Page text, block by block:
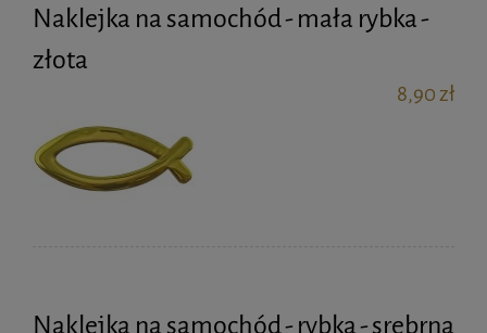
Naklejka na samochód - mała rybka -
złota
8,90 zł
Naklejka na samochód - rybka - srebrna